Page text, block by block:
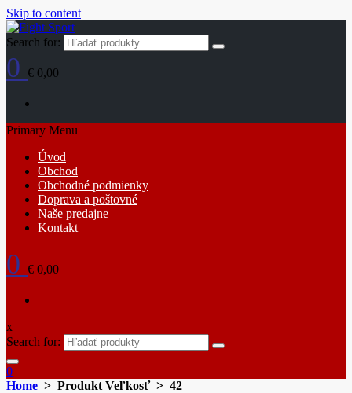
Skip to content
Search for:
0 € 0,00
Primary Menu
Úvod
Obchod
Obchodné podmienky
Doprava a poštovné
Naše predajne
Kontakt
0 € 0,00
x
Search for:
0
Home > Produkt Veľkosť > 42